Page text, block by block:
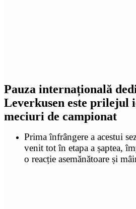
Pauza internațională
Leverkusen este prilejul
meciuri de campionat
Prima înfrângere a acestui
venit tot în etapa a șaptea,
o reacție asemănătoare și